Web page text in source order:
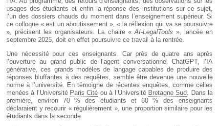
usages des étudiants et enfin la réponse des institutions sur ce sujet,
l’un des dossiers chauds du moment dans l’enseignement supérieur. Si
ce colloque « est un aboutissement », « la réflexion qui va se poursuivre
», précisent les organisateurs. La chaire «AI-LegalTools », lancée en
septembre 2025, doit en effet poursuivre ce travail à la rentrée.
Une nécessité pour ces enseignants. Car près de quatre ans après
l’ouverture au grand public de l’agent conversationnel ChatGPT, l’IA
générative, ces grands modèles de langage capables de produire des
réponses bluffantes à des requêtes, semble être devenue une nouvelle
norme à l’université. En témoigne de récentes enquêtes, comme celles
menées à l’Université Paris Cité ou à l’Université Bretagne Sud. Dans la
première, environ 70 % des étudiants et 60 % des enseignants
déclaraient y recourir « régulièrement », une proportion similaire pour les
étudiants dans la seconde.